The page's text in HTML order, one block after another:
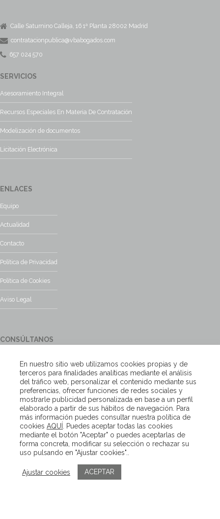
Calle Saturnino Calleja, 16 1ª Planta 28002 Madrid
contratacionpublica@vbabogados.com
657 024 570
SERVICIOS
Asesoramiento Integral
Recursos Especiales En Materia De Contratación
Modelización de documentos
Licitación Electrónica
ENLACES
Equipo
Actualidad
Contacto
Política de Privacidad
Política de Cookies
Aviso Legal
CONSÚLTANOS
encantados
Escríbenos
Copyright – Van Beveren 2020
En nuestro sitio web utilizamos cookies propias y de
terceros para finalidades analíticas mediante el análisis
del tráfico web, personalizar el contenido mediante sus
preferencias, ofrecer funciones de redes sociales y
mostrarle publicidad personalizada en base a un perfil
elaborado a partir de sus hábitos de navegación. Para
más información puedes consultar nuestra política de
cookies AQUÍ
. Puedes aceptar todas las cookies
mediante el botón "Aceptar" o puedes aceptarlas de
forma concreta, modificar su selección o rechazar su
uso pulsando en "Ajustar cookies"..
Ajustar cookies ACEPTAR